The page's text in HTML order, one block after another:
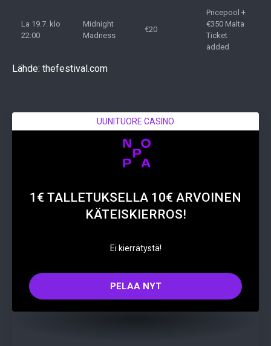
La 19.7. klo
22:00
Midnight
Madness
€20
Pricepool +
€350 Malta
Ticket
added
Lähde: thefestival.com
UUNITUORE CASINO
1€ TALLETUKSELLA 10€ ARVOINEN
KÄTEISKIERROS!
Ei kierrätystä!
PELAA NYT